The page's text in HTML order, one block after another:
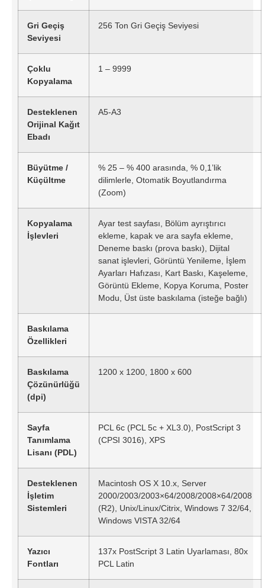
Gri Geçiş
Seviyesi
256 Ton Gri Geçiş Seviyesi
Çoklu
Kopyalama
1 – 9999
Desteklenen
Orijinal Kağıt
Ebadı
A5-A3
Büyütme /
Küçültme
% 25 – % 400 arasında, % 0,1’lik
dilimlerle, Otomatik Boyutlandırma
(Zoom)
Kopyalama
İşlevleri
Ayar test sayfası, Bölüm ayrıştırıcı
ekleme, kapak ve ara sayfa ekleme,
Deneme baskı (prova baskı), Dijital
sanat işlevleri, Görüntü Yenileme, İşlem
Ayarları Hafızası, Kart Baskı, Kaşeleme,
Görüntü Ekleme, Kopya Koruma, Poster
Modu, Üst üste baskılama (isteğe bağlı)
Baskılama
Özellikleri
Baskılama
Çözünürlüğü
(dpi)
1200 x 1200, 1800 x 600
Sayfa
Tanımlama
Lisanı (PDL)
PCL 6c (PCL 5c + XL3.0), PostScript 3
(CPSI 3016), XPS
Desteklenen
İşletim
Sistemleri
Macintosh OS X 10.x, Server
2000/2003/2003×64/2008/2008×64/2008
(R2), Unix/Linux/Citrix, Windows 7 32/64,
Windows VISTA 32/64
Yazıcı
Fontları
137x PostScript 3 Latin Uyarlaması, 80x
PCL Latin